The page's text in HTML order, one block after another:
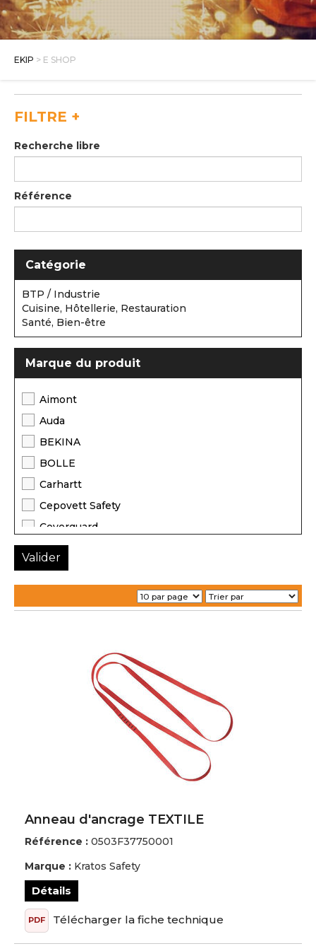
E SHOP
EKIP > E SHOP
FILTRE +
Recherche libre
Référence
Catégorie
BTP / Industrie
Cuisine, Hôtellerie, Restauration
Santé, Bien-être
Marque du produit
Aimont
Auda
BEKINA
BOLLE
Carhartt
Cepovett Safety
Coverguard
Delta Plus
Difac
Farmor
Kratos Safety
PBV
PHC
PIP
Portwest
Reebok
Remi Confection
Anneau d'ancrage TEXTILE
Référence : 0503F37750001
Marque : Kratos Safety
Détails
PDF Télécharger la fiche technique